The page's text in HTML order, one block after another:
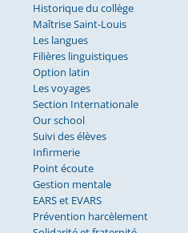
Historique du collège
Maîtrise Saint-Louis
Les langues
Filières linguistiques
Option latin
Les voyages
Section Internationale
Our school
Suivi des élèves
Infirmerie
Point écoute
Gestion mentale
EARS et EVARS
Prévention harcèlement